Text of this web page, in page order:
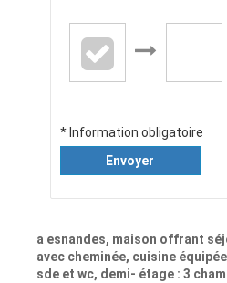
* Information obligatoire
Envoyer
a esnandes, maison offrant
avec cheminée, cuisine
sde et wc, demi- étage : 3